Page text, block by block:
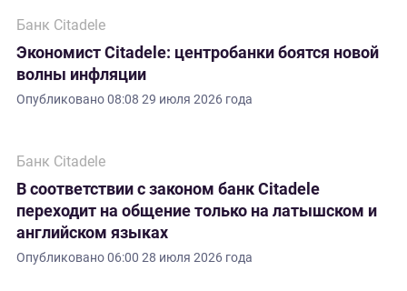
Банк Citadele
Экономист Citadele: центробанки боятся новой
волны инфляции
Опубликовано08:08 29 июля 2026 года
Банк Citadele
В соответствии с законом банк Citadele
переходит на общение только на латышском и
английском языках
Опубликовано06:00 28 июля 2026 года